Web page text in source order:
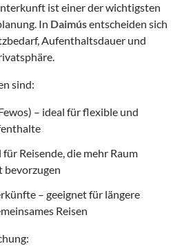
ist einer der wichtigsten
In Daimúsentscheiden sich
Aufenthaltsdauer und
sind:
– ideal für flexible und
Reisende, die mehr Raum
bevorzugen
– geeignet für längere
Reisen